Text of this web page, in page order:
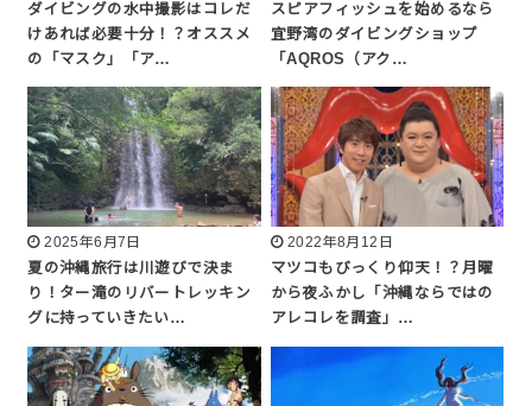
ダイビングの水中撮影はコレだ
けあれば必要十分！？オススメ
の「マスク」「ア…
スピアフィッシュを始めるなら
宜野湾のダイビングショップ
「AQROS（アク…
2025年6月7日
夏の沖縄旅行は川遊びで決ま
り！ター滝のリバートレッキン
グに持っていきたい…
2022年8月12日
マツコもびっくり仰天！？月曜
から夜ふかし「沖縄ならではの
アレコレを調査」…